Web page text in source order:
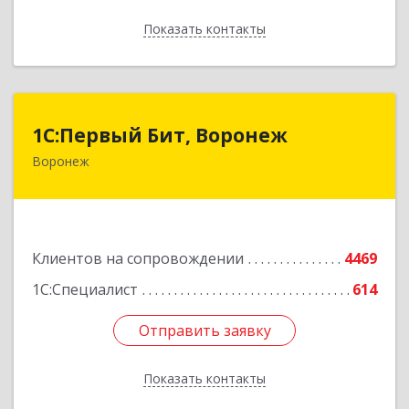
Показать контакты
Назад
1С:Первый Бит, Воронеж
Воронеж
Клиентов на сопровождении
4469
1С:Специалист
614
Отправить заявку
Показать контакты
1С:Первый Бит, Воронеж
394006, Воронежская обл, Воронеж г, 20-летия
Отправить заявку
Назад